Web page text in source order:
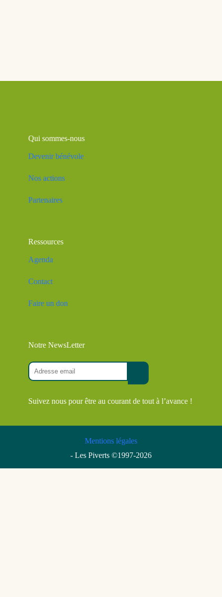
Qui sommes-nous
Devenir bénévole
Nos actions
Partenaires
Ressources
Agenda
Contact
Faire un don
Notre NewsLetter
Suivez nous pour être au courant de tout à l’avance !
Mentions légales
- Les Piverts ©1997-2026